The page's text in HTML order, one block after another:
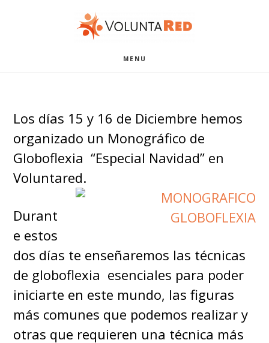
MENU
Los días 15 y 16 de Diciembre hemos
organizado un Monográfico de
Globoflexia “Especial Navidad” en
Voluntared.
Durant
e estos
dos días te enseñaremos las técnicas
de globoflexia esenciales para poder
iniciarte en este mundo, las figuras
más comunes que podemos realizar y
otras que requieren una técnica más